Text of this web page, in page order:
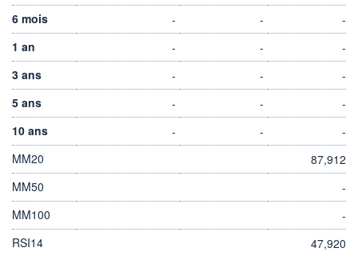
6 mois
- -
-
1 an
- -
-
3 ans
- -
-
5 ans
- -
-
10 ans
- -
-
MM20
87,912
MM50
-
MM100
-
RSI14
47,920